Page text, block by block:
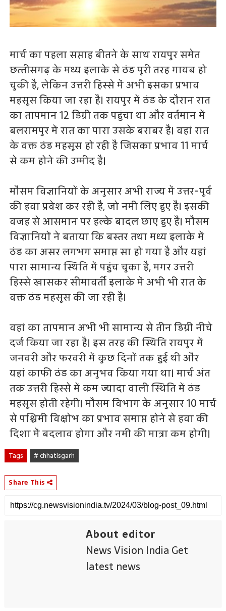
मार्च का पहला सप्ताह बीतने के साथ रायपुर समेत
छत्‍तीसगढ़ के मध्य इलाके से ठंड पूरी तरह गायब हो
चुकी है, लेकिन उत्तरी हिस्से में अभी इसका प्रभाव
महसूस किया जा रहा है। रायपुर में ठंड के दौरान रात
का तापमान 12 डिग्री तक पहुंचा था और वर्तमान में
बलरामपुर में रात का पारा उसके बराबर है। वहां रात
के वक्त ठंड महसूस हो रही है जिसका प्रभाव 11 मार्च
से कम होने की उम्मीद है।
मौसम विज्ञानियों के अनुसार अभी राज्य में उत्तर-पूर्व
की हवा प्रवेश कर रही है, जो नमी लिए हुए है। इसकी
वजह से आसमान पर हल्के बादल छाए हुए हैं। मौसम
विज्ञानियों ने बताया कि बस्तर तथा मध्य इलाके में
ठंड का असर लगभग समाप्त सा हो गया है और यहां
पारा सामान्य स्थिति में पहुंच चुका है, मगर उत्तरी
हिस्से खासकर सीमावर्ती इलाके में अभी भी रात के
वक्त ठंड महसूस की जा रही है।
वहां का तापमान अभी भी सामान्य से तीन डिग्री नीचे
दर्ज किया जा रहा है। इस तरह की स्थिति रायपुर में
जनवरी और फरवरी में कुछ दिनों तक हुई थी और
यहां काफी ठंड का अनुभव किया गया था। मार्च अंत
तक उत्तरी हिस्से में कम ज्यादा वाली स्थिति में ठंड
महसूस होती रहेगी। मौसम विभाग के अनुसार 10 मार्च
से पश्चिमी विक्षोभ का प्रभाव समाप्त होने से हवा की
दिशा में बदलाव होगा और नमी की मात्रा कम होगी।
Tags # chhatisgarh
Share This
About editor
News Vision India Get
latest news